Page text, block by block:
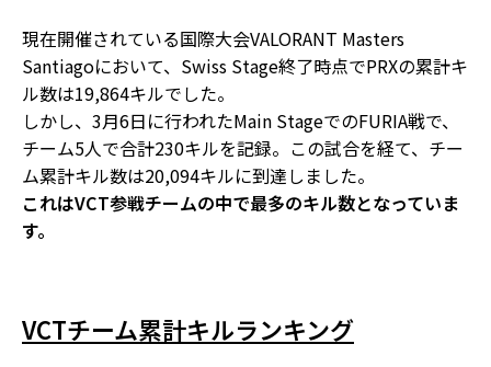
現在開催されている国際大会VALORANT Masters
Santiagoにおいて、Swiss Stage終了時点でPRXの累計キ
ル数は19,864キルでした。
しかし、3月6日に行われたMain StageでのFURIA戦で、
チーム5人で合計230キルを記録。この試合を経て、チー
ム累計キル数は20,094キルに到達しました。
これはVCT参戦チームの中で最多のキル数となっていま
す。
VCTチーム累計キルランキング